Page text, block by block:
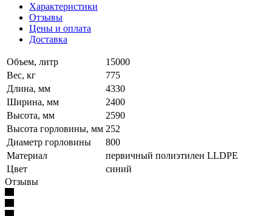
Характеристики
Отзывы
Цены и оплата
Доставка
Объем, литр
15000
Вес, кг
775
Длина, мм
4330
Ширина, мм
2400
Высота, мм
2590
Высота горловины, мм 252
Диаметр горловины
800
Материал
первичный полиэтилен LLDPE
Цвет
синий
Отзывы